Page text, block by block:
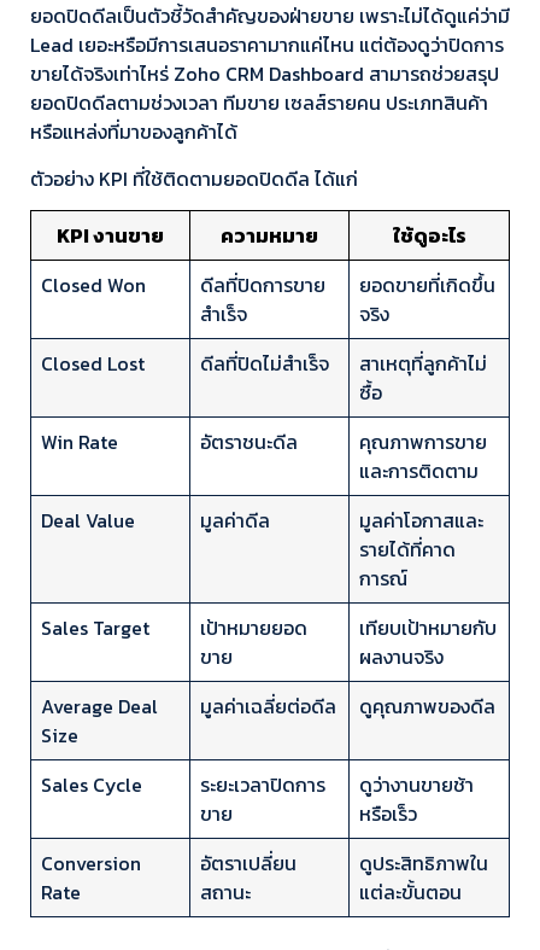
ยอดปิดดีลเป็นตัวชี้วัดสำคัญของฝ่ายขาย เพราะไม่ได้ดูแค่ว่ามี
Lead เยอะหรือมีการเสนอราคามากแค่ไหน แต่ต้องดูว่าปิดการ
ขายได้จริงเท่าไหร่ Zoho CRM Dashboard สามารถช่วยสรุป
ยอดปิดดีลตามช่วงเวลา ทีมขาย เซลส์รายคน ประเภทสินค้า
หรือแหล่งที่มาของลูกค้าได้
ตัวอย่าง KPI ที่ใช้ติดตามยอดปิดดีล ได้แก่
KPI งานขาย
ความหมาย
ใช้ดูอะไร
Closed Won
ดีลที่ปิดการขาย
สำเร็จ
ยอดขายที่เกิดขึ้น
จริง
Closed Lost
ดีลที่ปิดไม่สำเร็จ
สาเหตุที่ลูกค้าไม่
ซื้อ
Win Rate
อัตราชนะดีล
คุณภาพการขาย
และการติดตาม
Deal Value
มูลค่าดีล
มูลค่าโอกาสและ
รายได้ที่คาด
การณ์
Sales Target
เป้าหมายยอด
ขาย
เทียบเป้าหมายกับ
ผลงานจริง
Average Deal
Size
มูลค่าเฉลี่ยต่อดีล ดูคุณภาพของดีล
Sales Cycle
ระยะเวลาปิดการ
ขาย
ดูว่างานขายช้า
หรือเร็ว
Conversion
Rate
อัตราเปลี่ยน
สถานะ
ดูประสิทธิภาพใน
แต่ละขั้นตอน